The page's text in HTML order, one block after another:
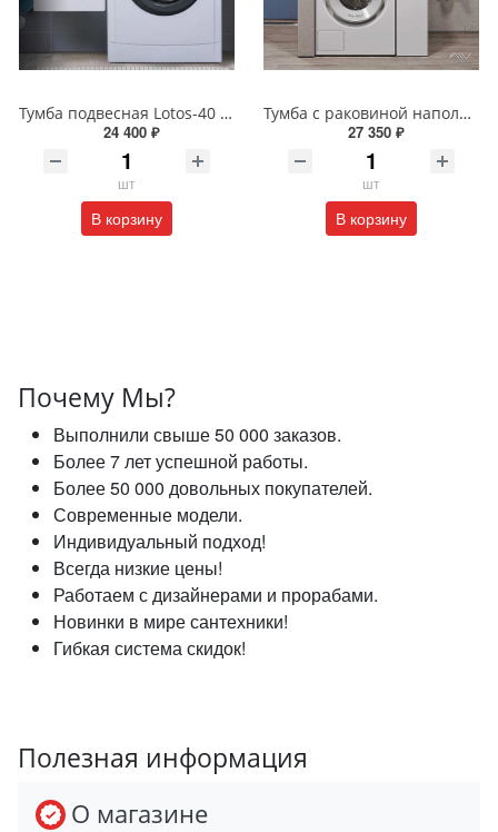
Тумба подвесная Lotos-40 с раковиной Алисия-100 белая 4-100
24 400 ₽
шт
В корзину
Тумба с раковиной напольная Alavann Cosmetic 90 см ALV1038000 белая
27 350 ₽
шт
В корзину
Почему Мы?
Выполнили свыше 50 000 заказов.
Более 7 лет успешной работы.
Более 50 000 довольных покупателей.
Современные модели.
Индивидуальный подход!
Всегда низкие цены!
Работаем с дизайнерами и прорабами.
Новинки в мире сантехники!
Гибкая система скидок!
Полезная информация
О магазине